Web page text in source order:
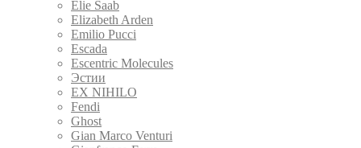
Elie Saab
Elizabeth Arden
Emilio Pucci
Escada
Escentric Molecules
Эстии
EX NIHILO
Fendi
Ghost
Gian Marco Venturi